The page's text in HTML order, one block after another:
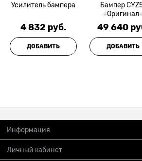
Усилитель бампера
4 832 руб.
ДОБАВИТЬ
Бампер
=Оригинал=
49 640
ДОБАВИТЬ
Информация
Личный кабинет